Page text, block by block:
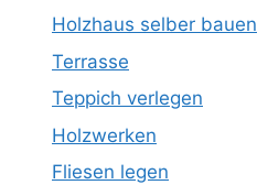
Holzhaus selber bauen
Terrasse
Teppich verlegen
Holzwerken
Fliesen legen